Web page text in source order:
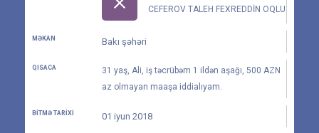
CEFEROV TALEH FEXREDDIN OQLU
MƏKAN Bakı şəhəri
QISACA
31 yaş, Ali, iş təcrübəm 1 ildən aşağı, 500 AZN
az olmayan maaşa iddialıyam.
BITMƏ TARIXI 01 iyun 2018